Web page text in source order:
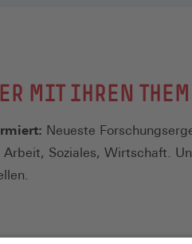
MIT IHREN
Neueste
Soziales, Wirtschaft.